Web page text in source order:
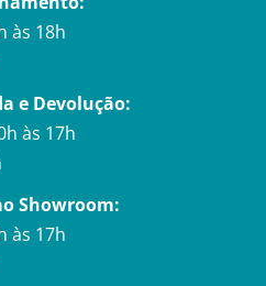
às 18h
e Devolução:
às 17h
Showroom:
às 17h